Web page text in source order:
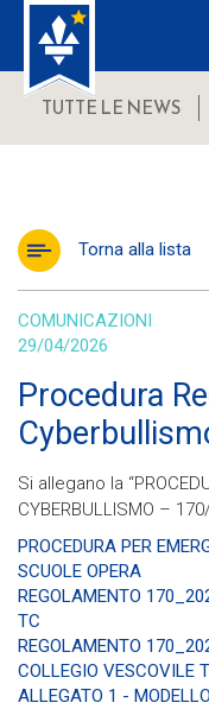
TUTTE LE NEWS
Torna alla lista
COMUNICAZIONI
29/04/2026
Procedura
Si allegano la
CYBERBULLISMO –
PROCEDURA PER
SCUOLE OPERA
REGOLAMENTO
TC
REGOLAMENTO
COLLEGIO VESCOVILE
ALLEGATO 1 -